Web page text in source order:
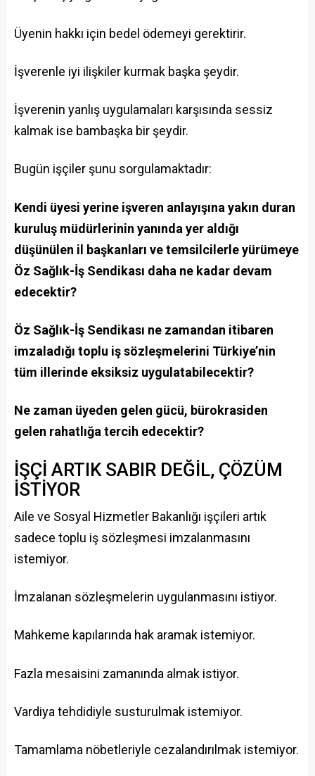
Üyenin hakkı için bedel ödemeyi gerektirir.
İşverenle iyi ilişkiler kurmak başka şeydir.
İşverenin yanlış uygulamaları karşısında sessiz
kalmak ise bambaşka bir şeydir.
Bugün işçiler şunu sorgulamaktadır:
Kendi üyesi yerine işveren anlayışına yakın duran
kuruluş müdürlerinin yanında yer aldığı
düşünülen il başkanları ve temsilcilerle yürümeye
Öz Sağlık-İş Sendikası daha ne kadar devam
edecektir?
Öz Sağlık-İş Sendikası ne zamandan itibaren
imzaladığı toplu iş sözleşmelerini Türkiye’nin
tüm illerinde eksiksiz uygulatabilecektir?
Ne zaman üyeden gelen gücü, bürokrasiden
gelen rahatlığa tercih edecektir?
İŞÇİ ARTIK SABIR DEĞİL, ÇÖZÜM
İSTİYOR
Aile ve Sosyal Hizmetler Bakanlığı işçileri artık
sadece toplu iş sözleşmesi imzalanmasını
istemiyor.
İmzalanan sözleşmelerin uygulanmasını istiyor.
Mahkeme kapılarında hak aramak istemiyor.
Fazla mesaisini zamanında almak istiyor.
Vardiya tehdidiyle susturulmak istemiyor.
Tamamlama nöbetleriyle cezalandırılmak istemiyor.